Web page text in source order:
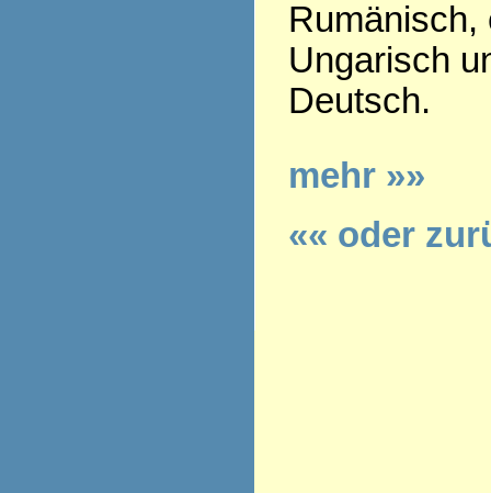
Rumänisch,
Ungarisch
Deutsch.
mehr »»
«« oder